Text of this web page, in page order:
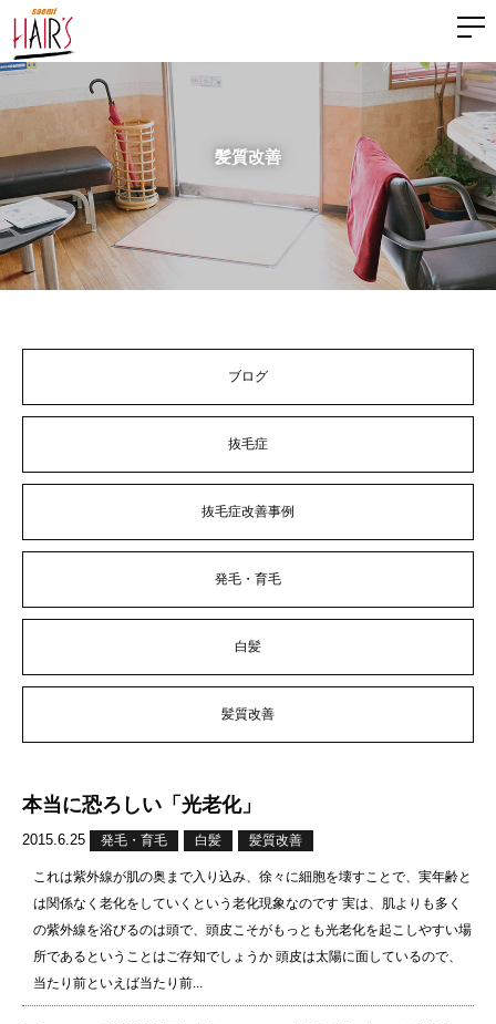
髪質改善
ブログ
抜毛症
抜毛症改善事例
発毛・育毛
白髪
髪質改善
本当に恐ろしい「光老化」
2015.6.25 発毛・育毛 白髪 髪質改善
これは紫外線が肌の奥まで入り込み、徐々に細胞を壊すことで、実年齢と
は関係なく老化をしていくという老化現象なのです 実は、肌よりも多く
の紫外線を浴びるのは頭で、頭皮こそがもっとも光老化を起こしやすい場
所であるということはご存知でしょうか 頭皮は太陽に面しているので、
当たり前といえば当たり前...